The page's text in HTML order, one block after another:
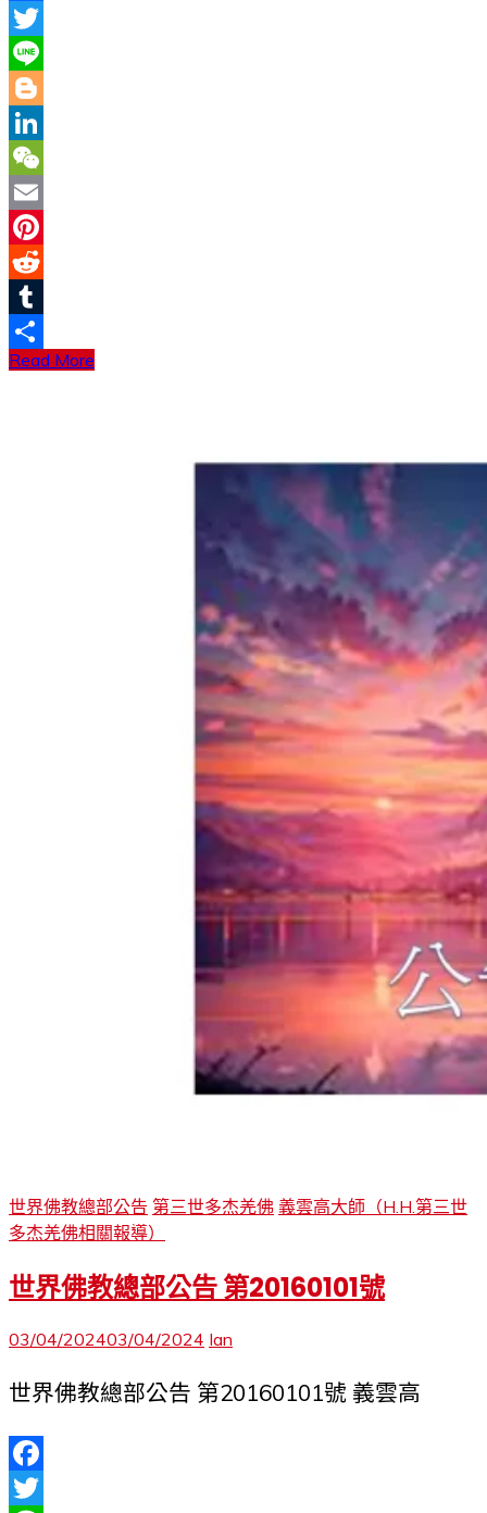
Facebook
Twitter
Line
Blogger
LinkedIn
WeChat
Email
Pinterest
Reddit
Tumblr
分
Read More
世界佛教總部公告 第三世多杰羌佛 義雲高大師（H.H.第三世
多杰羌佛相關報導）
世界佛教總部公告 第20160101號
03/04/202403/04/2024 Ian
世界佛教總部公告 第20160101號 義雲高
Facebook